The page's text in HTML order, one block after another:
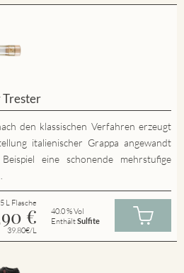
Trester
den klassischen Verfahren erzeugt
italienischer Grappa angewandt
eine schonende mehrstufige
L Flasche
€
39.80€/L
40.0 % Vol
EnthältSulfite